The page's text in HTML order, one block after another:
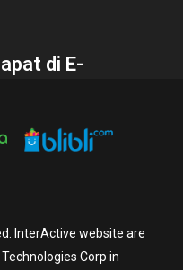
di E-
InterActive website are
Corp in